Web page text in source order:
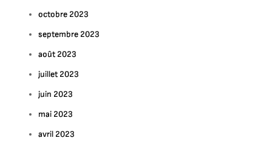
octobre 2023
septembre 2023
août 2023
juillet 2023
juin 2023
mai 2023
avril 2023